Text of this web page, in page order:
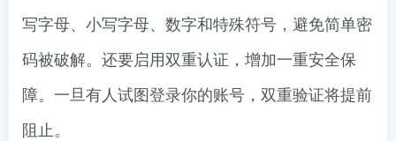
写字母、小写字母、数字和特殊符号，避免简单密
码被破解。还要启用双重认证，增加一重安全保
障。一旦有人试图登录你的账号，双重验证将提前
阻止。